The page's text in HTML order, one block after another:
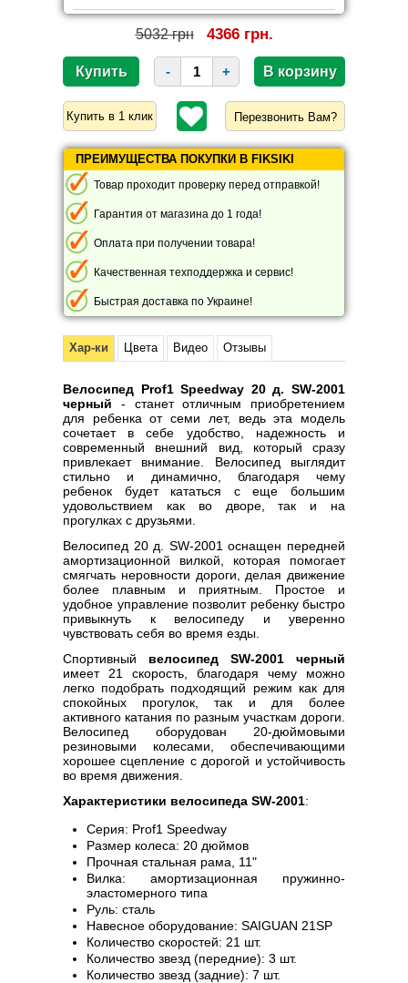
5032 грн 4366 грн.
- +
Перезвонить Вам?
ПРЕИМУЩЕСТВА ПОКУПКИ В FIKSIKI
Товар проходит проверку перед отправкой!
Гарантия от магазина до 1 года!
Оплата при получении товара!
Качественная техподдержка и сервис!
Быстрая доставка по Украине!
Хар-ки Цвета Видео Отзывы
Велосипед Prof1 Speedway 20 д. SW-2001
черный - станет отличным приобретением
для ребенка от семи лет, ведь эта модель
сочетает в себе удобство, надежность и
современный внешний вид, который сразу
привлекает внимание. Велосипед выглядит
стильно и динамично, благодаря чему
ребенок будет кататься с еще большим
удовольствием как во дворе, так и на
прогулках с друзьями.
Велосипед 20 д. SW-2001 оснащен передней
амортизационной вилкой, которая помогает
смягчать неровности дороги, делая движение
более плавным и приятным. Простое и
удобное управление позволит ребенку быстро
привыкнуть к велосипеду и уверенно
чувствовать себя во время езды.
Спортивный велосипед SW-2001 черный
имеет 21 скорость, благодаря чему можно
легко подобрать подходящий режим как для
спокойных прогулок, так и для более
активного катания по разным участкам дороги.
Велосипед оборудован 20-дюймовыми
резиновыми колесами, обеспечивающими
хорошее сцепление с дорогой и устойчивость
во время движения.
Характеристики велосипеда SW-2001:
Серия: Prof1 Speedway
Размер колеса: 20 дюймов
Прочная стальная рама, 11"
Вилка: амортизационная пружинно-
эластомерного типа
Руль: сталь
Навесное оборудование: SAIGUAN 21SP
Количество скоростей: 21 шт.
Количество звезд (передние): 3 шт.
Количество звезд (задние): 7 шт.